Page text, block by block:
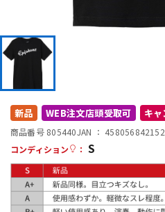
DJ機器
配信/ライブ機器
新品 WEB注文店頭受取可 キ
商品番号 805440JAN ：
コンディション
： S